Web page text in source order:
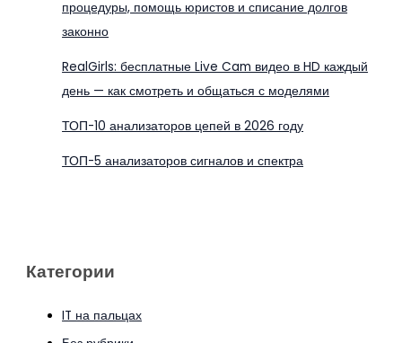
процедуры, помощь юристов и списание долгов
законно
RealGirls: бесплатные Live Cam видео в HD каждый
день — как смотреть и общаться с моделями
ТОП-10 анализаторов цепей в 2026 году
ТОП-5 анализаторов сигналов и спектра
Категории
IT на пальцах